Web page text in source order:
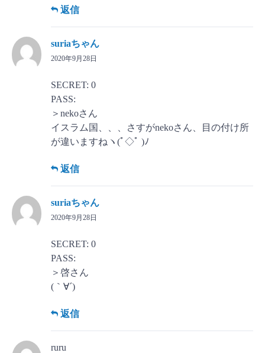
返信
suriaちゃん
2020年9月28日
SECRET: 0
PASS:
＞nekoさん
イスラム国、、、さすがnekoさん、目の付け所
が違いますねヽ(ﾟ◇ﾟ )ﾉ
返信
suriaちゃん
2020年9月28日
SECRET: 0
PASS:
＞啓さん
(｀∀´)
返信
ruru